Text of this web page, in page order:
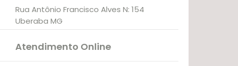
Rua Antônio Francisco Alves N: 154
Uberaba MG
Atendimento Online